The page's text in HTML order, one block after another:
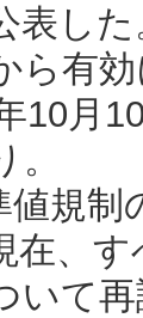
表し
ら有
10月
値規制
、す
いて